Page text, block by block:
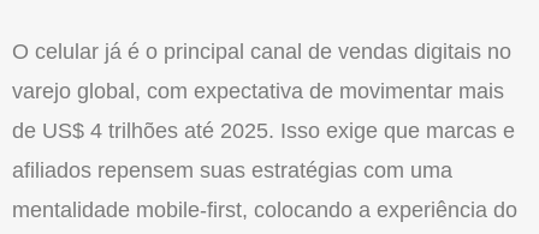
O celular já é o principal canal de vendas digitais no
varejo global, com expectativa de movimentar mais
de US$ 4 trilhões até 2025. Isso exige que marcas e
afiliados repensem suas estratégias com uma
mentalidade mobile-first, colocando a experiência do